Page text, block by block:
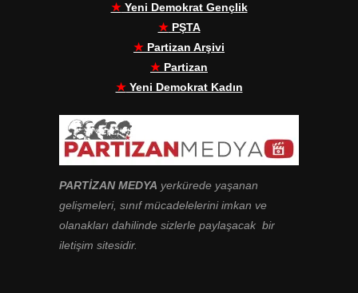
★Yeni Demokrat Gençlik
★PŞTA
★ Partizan Arşivi
★ Partizan
★Yeni Demokrat Kadın
PARTİZAN MEDYA yerkürede yaşanan
gelişmeleri, sınıf mücadelelerini imkan ve
olanakları dahilinde sizlerle paylaşacak bir
iletişim sitesidir.